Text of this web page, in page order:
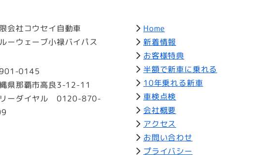
会社コウセイ自動車
ーウェーブ小禄バイパス
0145
県那覇市高良3-12-11
ーダイヤル 0120-870-
Home
新着情報
お客様特典
半額で新車に乗れる
10年乗れる新車
車検点検
会社概要
アクセス
お問い合わせ
プライバシー